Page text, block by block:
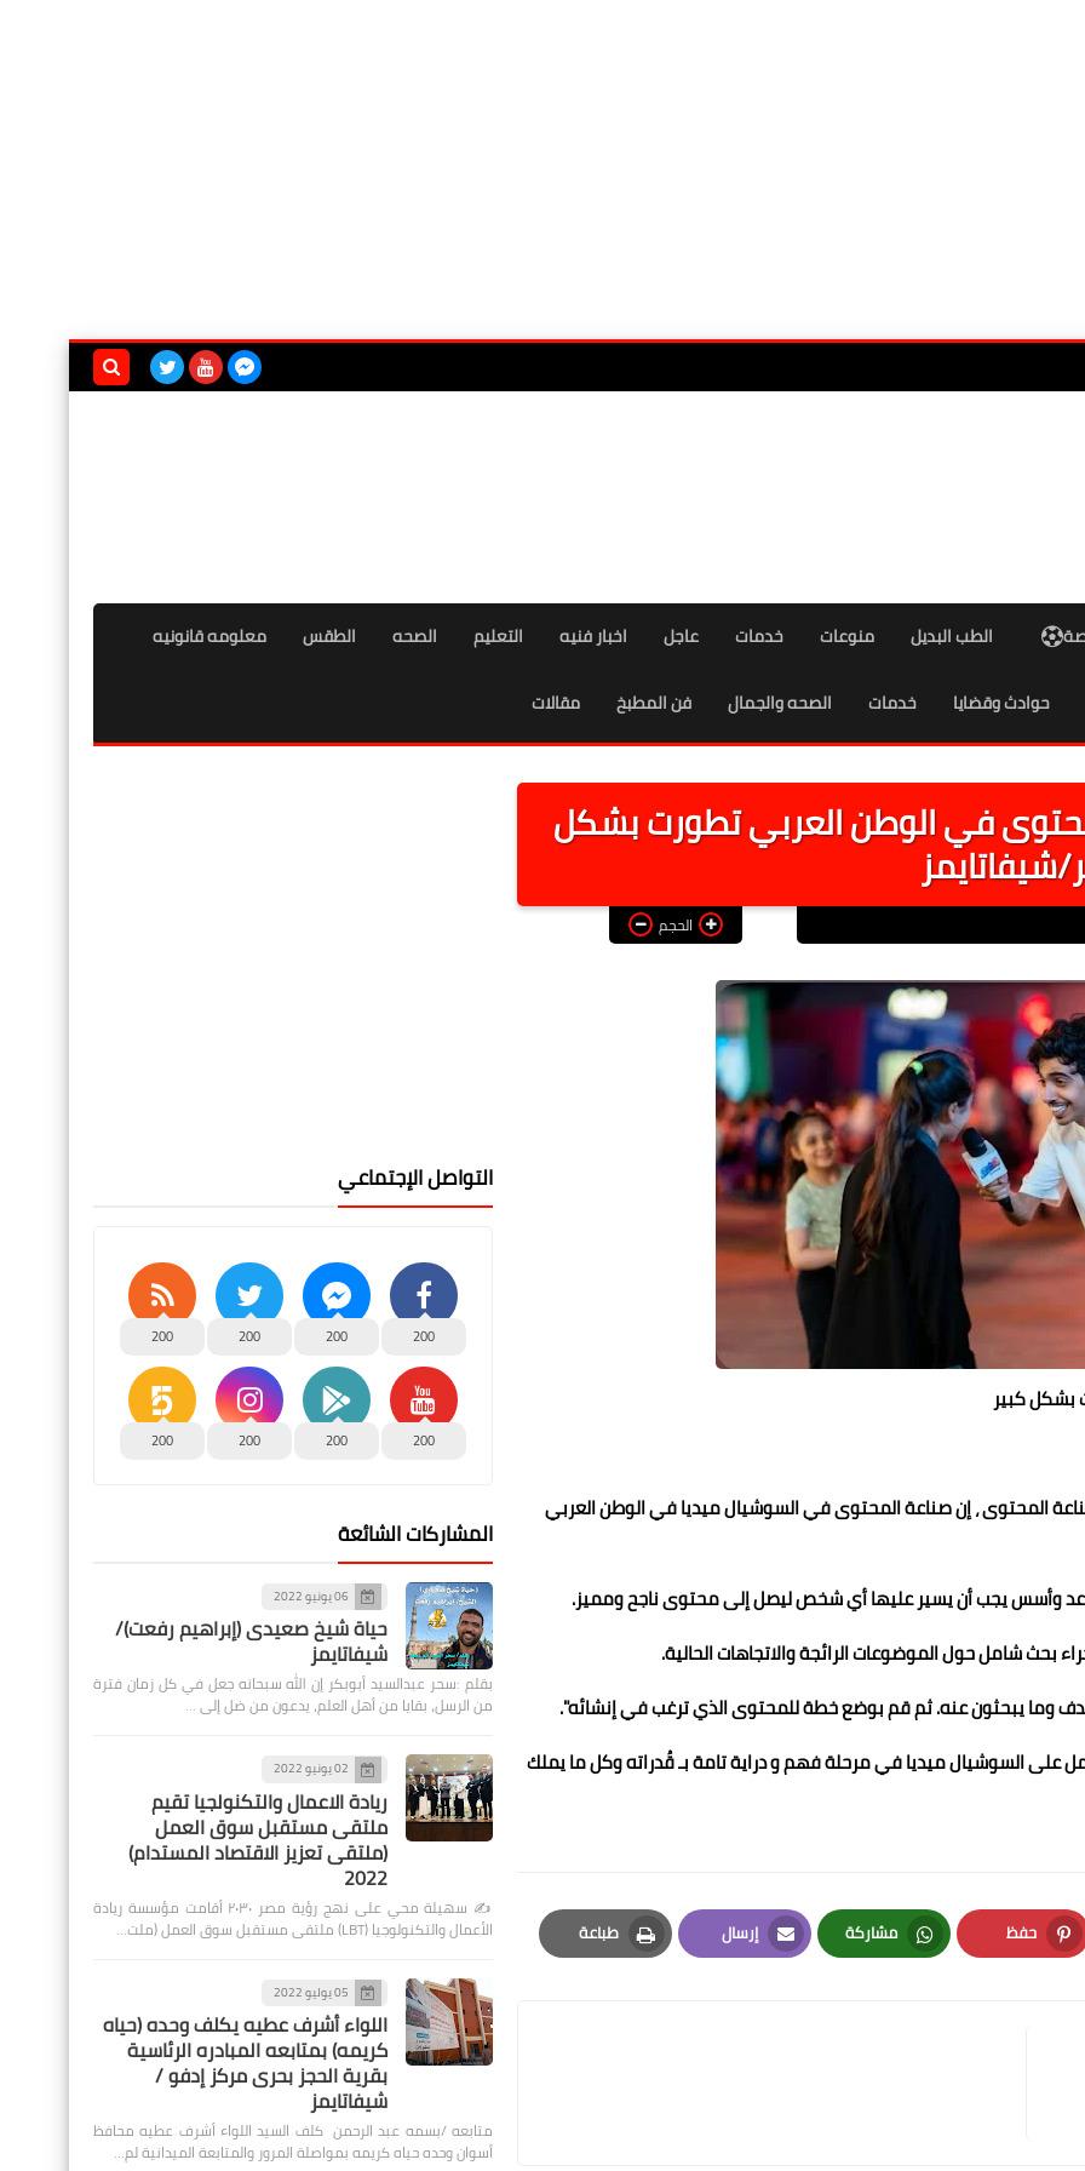
الطب البديل منوعات خدمات عاجل اخبار فنيه التعليم الصحه الطقس معلومه قانونيه
حوادث وقضايا خدمات الصحه والجمال فن المطبخ مقالات
في الوطن العربي تطورت بشكل
شيفاتايمز
الحجم
بشكل كبير
المحتوى ، إن صناعة المحتوى في السوشيال ميديا في الوطن العربي
وأسس يجب أن يسير عليها أي شخص ليصل إلى محتوى ناجح ومميز.
بحث شامل حول الموضوعات الرائجة والاتجاهات الحالية.
وما يبحثون عنه. ثم قم بوضع خطة للمحتوى الذي ترغب في إنشائه".
على السوشيال ميديا في مرحلة فهم و دراية تامة بـ قُدراته وكل ما يملك
حفظ
Pinterest
مشاركة
Whatsapp
إرسال
Email
طباعة
Print
التواصل الإجتماعي
200
200
200
200
200
200
200
200
المشاركات الشائعة
06 يونيو 2022
حياة شيخ صعيدى (إبراهيم رفعت)/
شيفاتايمز
بقلم :سحر عبدالسيد أبوبكر إن الله سبحانه جعل في كل زمان فترة
من الرسل، بقايا من أهل العلم، يدعون من ضل إلى …
02 يونيو 2022
ريادة الاعمال والتكنولجيا تقيم
ملتقى مستقبل سوق العمل
(ملتقى تعزيز الاقتصاد المستدام)
2022
✍️ سهيلة محي على نهج رؤية مصر ٢٠٣٠ أقامت مؤسسة ريادة
الأعمال والتكنولوجيا (LBT) ملتقى مستقبل سوق العمل (ملت…
05 يوليو 2022
اللواء أشرف عطيه يكلف وحده (حياه
كريمه) بمتابعه المبادره الرئاسية
بقرية الحجز بحرى مركز إدفو /
شيفاتايمز
متابعه /بسمه عبد الرحمن كلف السيد اللواء أشرف عطيه محافظ
أسوان وحده حياه كريمه بمواصلة المرور والمتابعة الميدانية لم…